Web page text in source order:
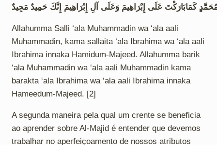
كَمَابَارَكْتَ عَلَى إِبْرَاهِيمَ وَعَلَى آلِ إِبْرَاهِيمَ إِنَّكَ حَمِيدٌ مَجِيدٌ
Allahumma Salli ‘ala Muhammadin wa ‘ala aali
Muhammadin, kama sallaita ‘ala Ibrahima wa ‘ala aali
Ibrahima innaka Hamidum-Majeed. Allahumma barik
‘ala Muhammadin wa ‘ala aali Muhammadin kama
barakta ‘ala Ibrahima wa ‘ala aali Ibrahima innaka
Hameedum-Majeed. [2]
A segunda maneira pela qual um crente se beneficia
ao aprender sobre Al-Majid é entender que devemos
trabalhar no aperfeiçoamento de nossos atributos